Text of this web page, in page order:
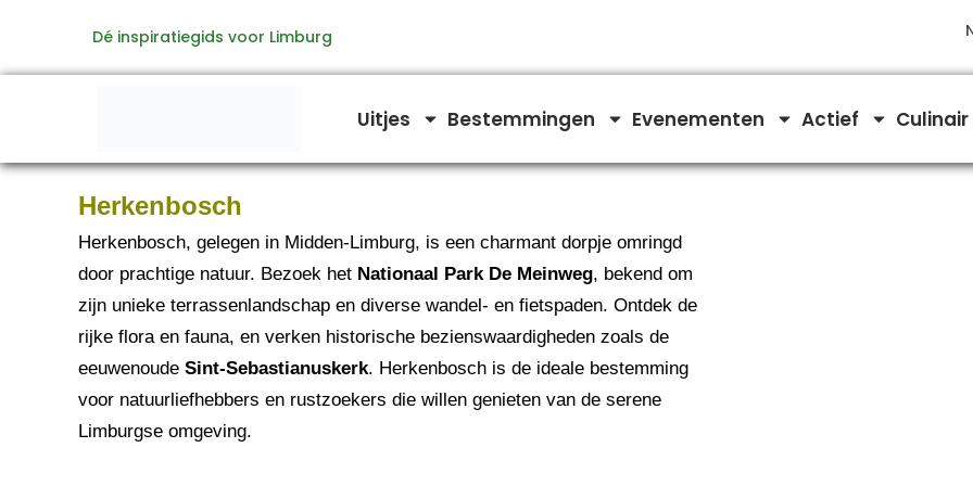
de
Dé inspiratiegids voor Limburg
Uitjes Bestemmingen Evenementen Actief Culinair
Herkenbosch
Herkenbosch, gelegen in Midden-Limburg, is een charmant dorpje omringd
door prachtige natuur. Bezoek het Nationaal Park De Meinweg, bekend om
zijn unieke terrassenlandschap en diverse wandel- en fietspaden. Ontdek de
rijke flora en fauna, en verken historische bezienswaardigheden zoals de
eeuwenoude Sint-Sebastianuskerk. Herkenbosch is de ideale bestemming
voor natuurliefhebbers en rustzoekers die willen genieten van de serene
Limburgse omgeving.